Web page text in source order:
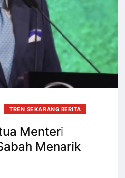
TREN SEKARANG BERITA
Menteri
Menarik